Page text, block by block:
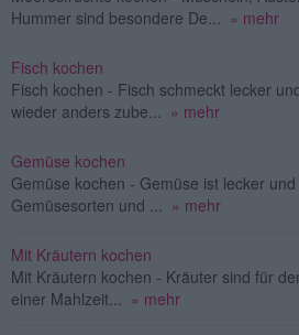
Hummer sind besondere De...
» mehr
Fisch kochen
Fisch kochen - Fisch schmeckt lecker
wieder anders zube...
» mehr
Gemüse kochen
Gemüse kochen - Gemüse ist lecker
Gemüsesorten und ...
» mehr
Mit Kräutern kochen
Mit Kräutern kochen - Kräuter sind für
einer Mahlzeit...
» mehr